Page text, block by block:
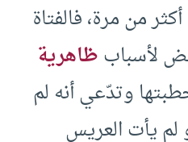
من مرة، فالفتاة
لأسباب ظاهرية
وتدّعي أنه لم
لم يأت العريس